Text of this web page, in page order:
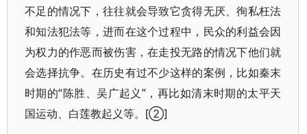
不足的情况下，往往就会导致它贪得无厌、徇私枉法
和知法犯法等，进而在这个过程中，民众的利益会因
为权力的作恶而被伤害，在走投无路的情况下他们就
会选择抗争。在历史有过不少这样的案例，比如秦末
时期的“陈胜、吴广起义”，再比如清末时期的太平天
国运动、白莲教起义等。[②]